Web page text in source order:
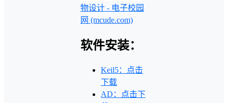
物设计 - 电子校园
网 (mcude.com)
软件安装：
Keil5：点击
下载
AD：点击下